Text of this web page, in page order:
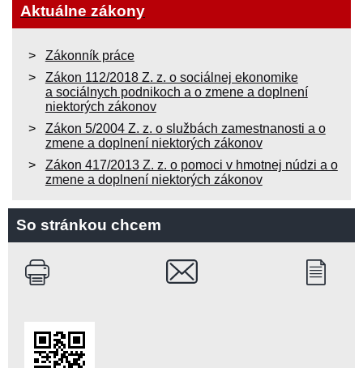
Aktuálne zákony
Zákonník práce
Zákon 112/2018 Z. z. o sociálnej ekonomike
a sociálnych podnikoch a o zmene a doplnení
niektorých zákonov
Zákon 5/2004 Z. z. o službách zamestnanosti a o
zmene a doplnení niektorých zákonov
Zákon 417/2013 Z. z. o pomoci v hmotnej núdzi a o
zmene a doplnení niektorých zákonov
So stránkou chcem